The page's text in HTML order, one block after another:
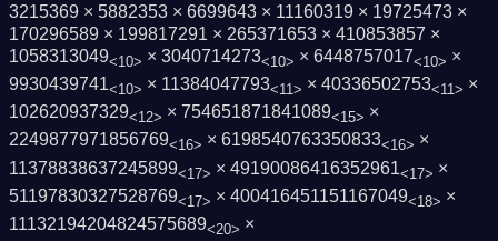
3215369 × 5882353 × 6699643 × 11160319 × 19725473 ×
170296589 × 199817291 × 265371653 × 410853857 ×
1058313049<10> × 3040714273<10> × 6448757017<10> ×
9930439741<10> × 11384047793<11> × 40336502753<11> ×
102620937329<12> × 754651871841089<15> ×
2249877971856769<16> × 6198540763350833<16> ×
11378838637245899<17> × 49190086416352961<17> ×
51197830327528769<17> × 400416451151167049<18> ×
11132194204824575689<20> ×